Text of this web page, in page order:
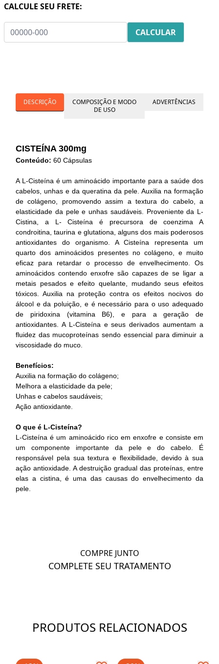
CALCULE SEU FRETE:
ADVERTÊNCIAS
COMPOSIÇÃO E MODO
DE USO
DESCRIÇÃO
CISTEÍNA 300mg
Conteúdo: 60 Cápsulas
A L-Cisteína é um aminoácido importante para a saúde dos
cabelos, unhas e da queratina da pele. Auxilia na formação
de colágeno, promovendo assim a textura do cabelo, a
elasticidade da pele e unhas saudáveis. Proveniente da L-
Cistina, a L- Cisteína é precursora de coenzima A
condroitina, taurina e glutationa, alguns dos mais poderosos
antioxidantes do organismo. A Cisteína representa um
quarto dos aminoácidos presentes no colágeno, e muito
eficaz para retardar o processo de envelhecimento. Os
aminoácidos contendo enxofre são capazes de se ligar a
metais pesados e efeito quelante, mudando seus efeitos
tóxicos. Auxilia na proteção contra os efeitos nocivos do
álcool e da poluição, e é necessário para o uso adequado
de piridoxina (vitamina B6), e para a geração de
antioxidantes. A L-Cisteína e seus derivados aumentam a
fluidez das mucoproteínas sendo essencial para diminuir a
viscosidade do muco.
Benefícios:
Auxilia na formação do colágeno;
Melhora a elasticidade da pele;
Unhas e cabelos saudáveis;
Ação antioxidante.
O que é L-Cisteína?
L-Cisteína é um aminoácido rico em enxofre e consiste em
um componente importante da pele e do cabelo. É
responsável pela sua textura e flexibilidade, devido à sua
ação antioxidade. A destruição gradual das proteínas, entre
elas a cistina, é uma das causas do envelhecimento da
pele.
COMPRE JUNTO
COMPLETE SEU TRATAMENTO
PRODUTOS RELACIONADOS